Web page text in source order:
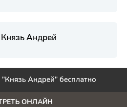
Андрей
Андрей" бесплатно
ОНЛАЙН